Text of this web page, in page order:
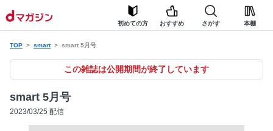
初めての方 おすすめ さがす 本棚
TOP smart smart 5月号
この雑誌は公開期間が終了しています
smart 5月号
2023/03/25 配信